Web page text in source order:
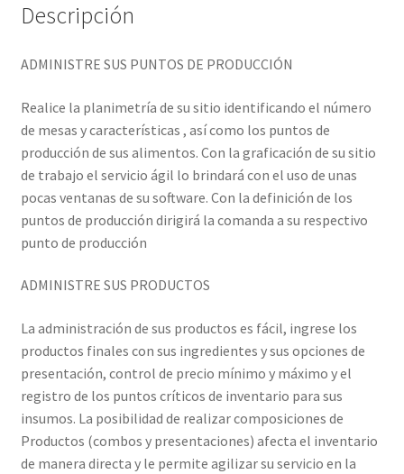
Descripción
ADMINISTRE SUS PUNTOS DE PRODUCCIÓN
Realice la planimetría de su sitio identificando el número
de mesas y características , así como los puntos de
producción de sus alimentos. Con la graficación de su sitio
de trabajo el servicio ágil lo brindará con el uso de unas
pocas ventanas de su software. Con la definición de los
puntos de producción dirigirá la comanda a su respectivo
punto de producción
ADMINISTRE SUS PRODUCTOS
La administración de sus productos es fácil, ingrese los
productos finales con sus ingredientes y sus opciones de
presentación, control de precio mínimo y máximo y el
registro de los puntos críticos de inventario para sus
insumos. La posibilidad de realizar composiciones de
Productos (combos y presentaciones) afecta el inventario
de manera directa y le permite agilizar su servicio en la